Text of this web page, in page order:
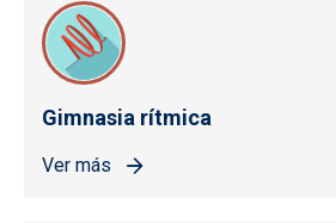
Gimnasia rítmica
Ver más